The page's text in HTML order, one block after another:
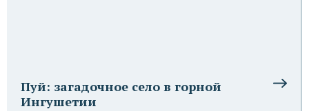
Пуй: загадочное село в горной
Ингушетии